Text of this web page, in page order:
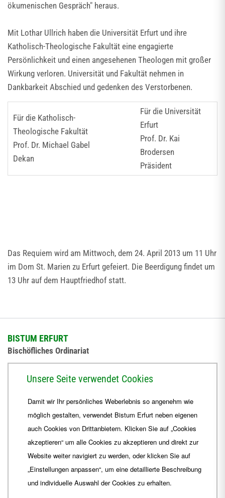
ökumenischen Gespräch" heraus.
Mit Lothar Ullrich haben die Universität Erfurt und ihre
Katholisch-Theologische Fakultät eine engagierte
Persönlichkeit und einen angesehenen Theologen mit großer
Wirkung verloren. Universität und Fakultät nehmen in
Dankbarkeit Abschied und gedenken des Verstorbenen.
Für die Katholisch-
Theologische Fakultät
Prof. Dr. Michael Gabel
Dekan
Für die Universität
Erfurt
Prof. Dr. Kai
Brodersen
Präsident
Das Requiem wird am Mittwoch, dem 24. April 2013 um 11 Uhr
im Dom St. Marien zu Erfurt gefeiert. Die Beerdigung findet um
13 Uhr auf dem Hauptfriedhof statt.
BISTUM ERFURT
Bischöfliches Ordinariat
+49 361 6572-444
ordinariat Bistum-Erfurt.de
Unsere Seite verwendet Cookies
Damit wir Ihr persönliches Weberlebnis so angenehm wie
möglich gestalten, verwendet Bistum Erfurt neben eigenen
auch Cookies von Drittanbietern. Klicken Sie auf „Cookies
akzeptieren“ um alle Cookies zu akzeptieren und direkt zur
Website weiter navigiert zu werden, oder klicken Sie auf
„Einstellungen anpassen“, um eine detaillierte Beschreibung
und individuelle Auswahl der Cookies zu erhalten.